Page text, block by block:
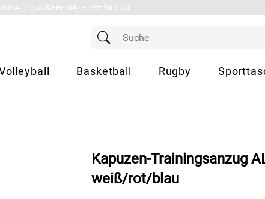
SIEHE SALE jetzt für € 50
Basketball Rugby
Kapuzen-Trainingsanzug
weiß/rot/blau